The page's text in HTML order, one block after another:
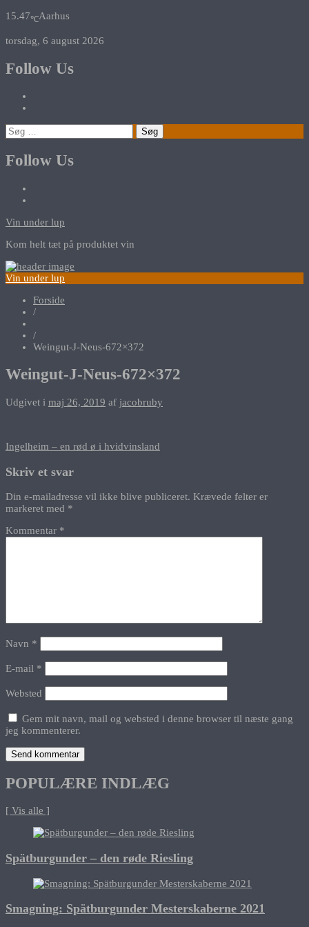
15.47℃Aarhus
torsdag, 6 august 2026
Follow Us
Søg
efter:
Follow Us
Vin under lup
Kom helt tæt på produktet vin
Vin under lup
Forside
/
/
Weingut-J-Neus-672×372
Weingut-J-Neus-672×372
Udgivet i maj 26, 2019 af jacobruby
Indlægsnavigation
Ingelheim – en rød ø i hvidvinsland
Skriv et svar
Din e-mailadresse vil ikke blive publiceret. Krævede felter er
markeret med *
Kommentar *
Navn *
E-mail *
Websted
Gem mit navn, mail og websted i denne browser til næste gang
jeg kommenterer.
POPULÆRE INDLÆG
[ Vis alle ]
Spätburgunder – den røde Riesling
Smagning: Spätburgunder Mesterskaberne 2021